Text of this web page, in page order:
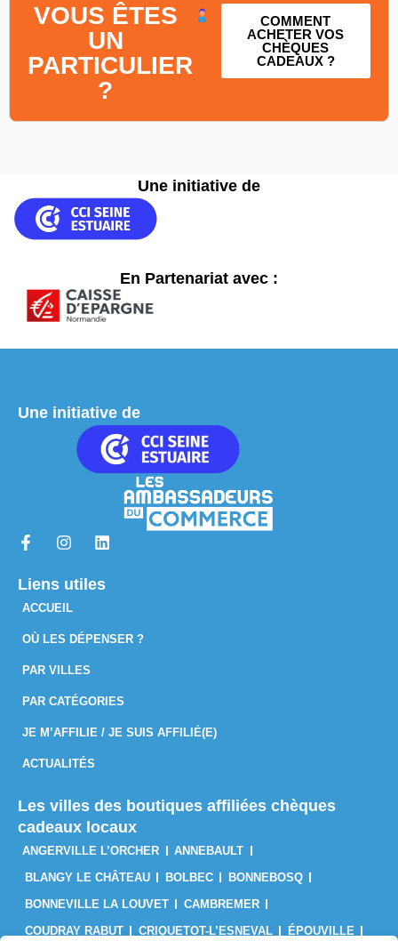
VOUS ÊTES
UN
PARTICULIER
?
COMMENT
ACHETER VOS
CHÈQUES
CADEAUX ?
Une initiative de
En Partenariat avec :
Une initiative de
Liens utiles
ACCUEIL
OÙ LES DÉPENSER ?
PAR VILLES
PAR CATÉGORIES
JE M’AFFILIE / JE SUIS AFFILIÉ(E)
ACTUALITÉS
Les villes des boutiques affiliées chèques
cadeaux locaux
ANGERVILLE L’ORCHER
ANNEBAULT
BLANGY LE CHÂTEAU
BOLBEC
BONNEBOSQ
BONNEVILLE LA LOUVET
CAMBREMER
COUDRAY RABUT
CRIQUETOT-L’ESNEVAL ÉPOUVILLE